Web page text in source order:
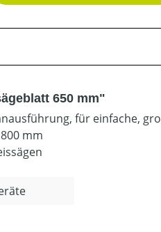
650 mm"
für einfache,
mm